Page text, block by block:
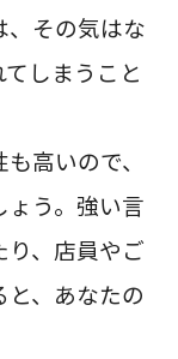
、その気はな
しまうこと
高いので、
う。強い言
、店員やご
、あなたの